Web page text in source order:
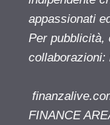
appassionati
Per pubblicità,
collaborazioni:
FINANCE